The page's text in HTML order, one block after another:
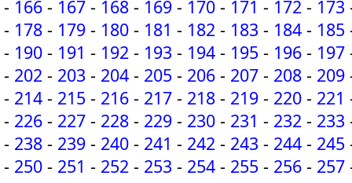
- 166 - 167 - 168 - 169 - 170 - 171 - 172 - 173
- 178 - 179 - 180 - 181 - 182 - 183 - 184 - 185
- 190 - 191 - 192 - 193 - 194 - 195 - 196 - 197
- 202 - 203 - 204 - 205 - 206 - 207 - 208 - 209
- 214 - 215 - 216 - 217 - 218 - 219 - 220 - 221
- 226 - 227 - 228 - 229 - 230 - 231 - 232 - 233
- 238 - 239 - 240 - 241 - 242 - 243 - 244 - 245
- 250 - 251 - 252 - 253 - 254 - 255 - 256 - 257